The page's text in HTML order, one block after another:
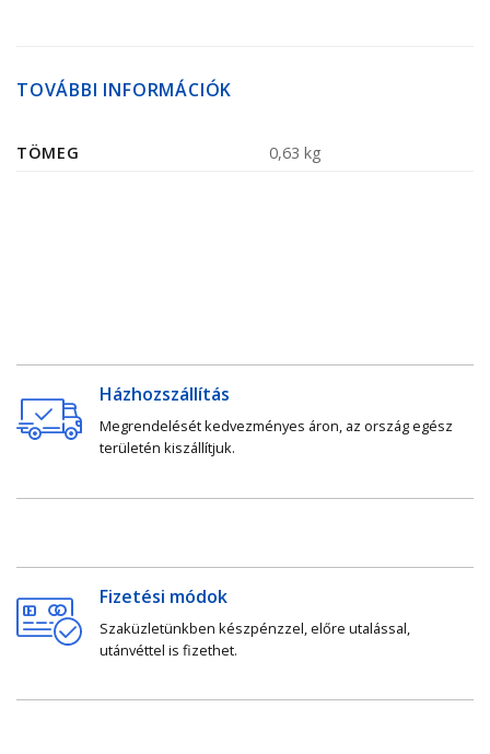
TOVÁBBI INFORMÁCIÓK
TÖMEG 0,63 kg
Házhozszállítás
Megrendelését kedvezményes áron, az ország egész
területén kiszállítjuk.
Fizetési módok
Szaküzletünkben készpénzzel, előre utalással,
utánvéttel is fizethet.